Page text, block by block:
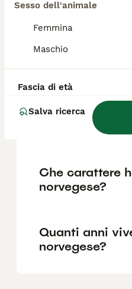
Sesso dell'animale
Femmina
Maschio
Fascia di età
Salva ricerca
pregiato.
Qual è il gatto
Quali sono i
norvegese
Che carattere
norvegese?
Quanti anni
norvegese?